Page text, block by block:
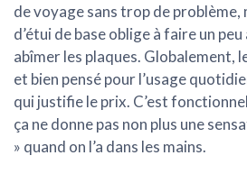
de voyage sans trop de problème,
d’étui de base oblige à faire un
abîmer les plaques. Globalement,
et bien pensé pour l’usage
qui justifie le prix. C’est
ça ne donne pas non plus une
» quand on l’a dans les mains.